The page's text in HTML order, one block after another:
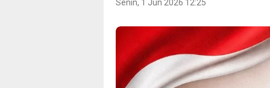
Senin, 1 Jun 2026 12:25